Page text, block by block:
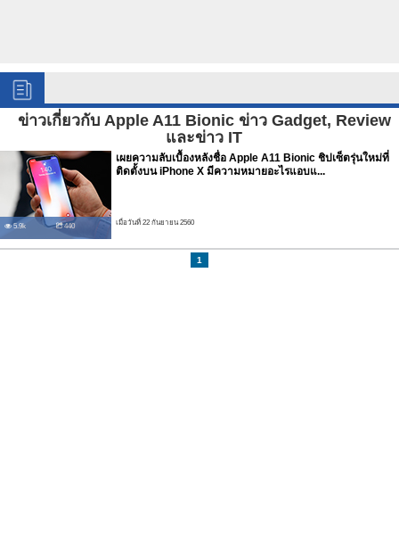
ข่าวเกี่ยวกับ Apple A11 Bionic ข่าว Gadget, Review
และข่าว IT
5.9k 440
เผยความลับเบื้องหลังชื่อ Apple A11 Bionic ชิปเซ็ตรุ่นใหม่ที่
ติดตั้งบน iPhone X มีความหมายอะไรแอบแ...
เมื่อวันที่ 22 กันยายน 2560
1